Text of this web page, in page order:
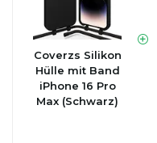
Coverzs Silikon
Hülle mit Band
iPhone 16 Pro
Max (Schwarz)